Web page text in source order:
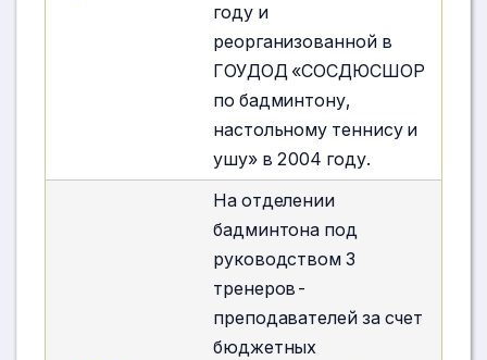
году и
реорганизованной в
ГОУДОД «СОСДЮСШОР
по бадминтону,
настольному теннису и
ушу» в 2004 году.
На отделении
бадминтона под
руководством 3
тренеров-
преподавателей за счет
бюджетных